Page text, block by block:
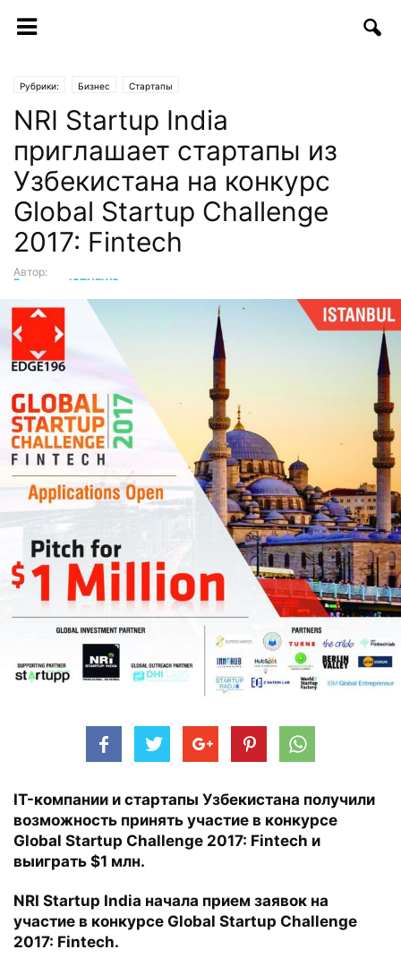
Рубрики: Бизнес Стартапы
NRI Startup India
приглашает стартапы из
Узбекистана на конкурс
Global Startup Challenge
2017: Fintech
Автор:
Редакция ICTNEWS
IT-компании и стартапы Узбекистана получили
возможность принять участие в конкурсе
Global Startup Challenge 2017: Fintech и
выиграть $1 млн.
NRI Startup India начала прием заявок на
участие в конкурсе Global Startup Challenge
2017: Fintech.